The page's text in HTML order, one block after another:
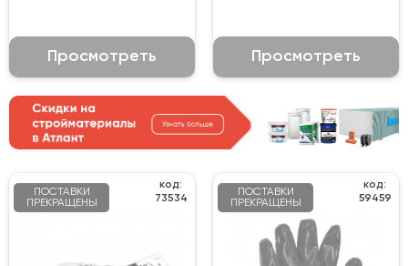
Просмотреть Просмотреть
ПОСТАВКИ
ПРЕКРАЩЕНЫ
код:
73534
ПОСТАВКИ
ПРЕКРАЩЕНЫ
код:
59459